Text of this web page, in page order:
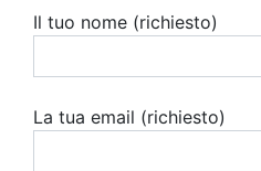
Il tuo nome (richiesto)
La tua email (richiesto)